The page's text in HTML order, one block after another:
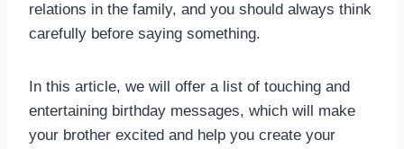
relations in the family, and you should always think
carefully before saying something.
In this article, we will offer a list of touching and
entertaining birthday messages, which will make
your brother excited and help you create your